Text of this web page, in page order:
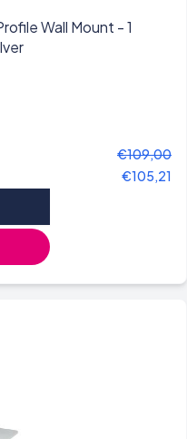
Wall Mount - 1
€109,00
€105,21